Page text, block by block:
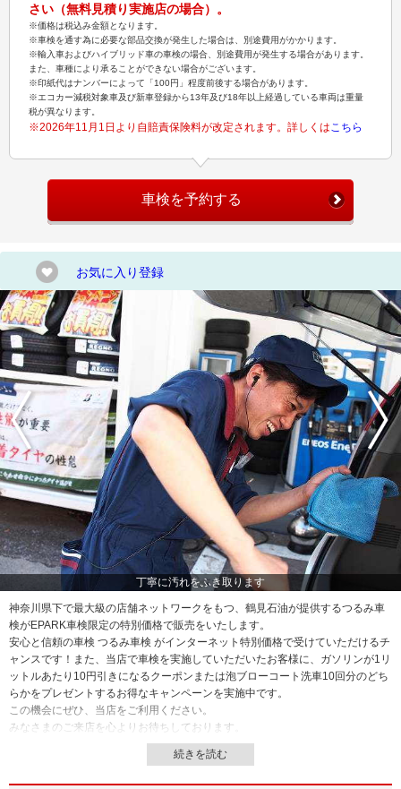
さい（無料見積り実施店の場合）。
※価格は税込み金額となります。
※車検を通す為に必要な部品交換が発生した場合は、別途費用がかかります。
※輸入車およびハイブリッド車の車検の場合、別途費用が発生する場合があります。
また、車種により承ることができない場合がございます。
※印紙代はナンバーによって「100円」程度前後する場合があります。
※エコカー減税対象車及び新車登録から13年及び18年以上経過している車両は重量
税が異なります。
※2026年11月1日より自賠責保険料が改定されます。詳しくは こちら
車検を予約する
お気に入り登録
丁寧に汚れをふき取ります
神奈川県下で最大級の店舗ネットワークをもつ、鶴見石油が提供するつるみ車
検がEPARK車検限定の特別価格で販売をいたします。
安心と信頼の車検 つるみ車検 がインターネット特別価格で受けていただけるチ
ャンスです！また、当店で車検を実施していただいたお客様に、ガソリンが1リ
ットルあたり10円引きになるクーポンまたは泡ブローコート洗車10回分のどち
らかをプレゼントするお得なキャンペーンを実施中です。
この機会にぜひ、当店をご利用ください。
みなさまのご来店を心よりお待ちしております。